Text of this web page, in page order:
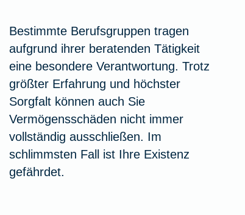
Bestimmte Berufsgruppen tragen
aufgrund ihrer beratenden Tätigkeit
eine besondere Verantwortung. Trotz
größter Erfahrung und höchster
Sorgfalt können auch Sie
Vermögensschäden nicht immer
vollständig ausschließen. Im
schlimmsten Fall ist Ihre Existenz
gefährdet.